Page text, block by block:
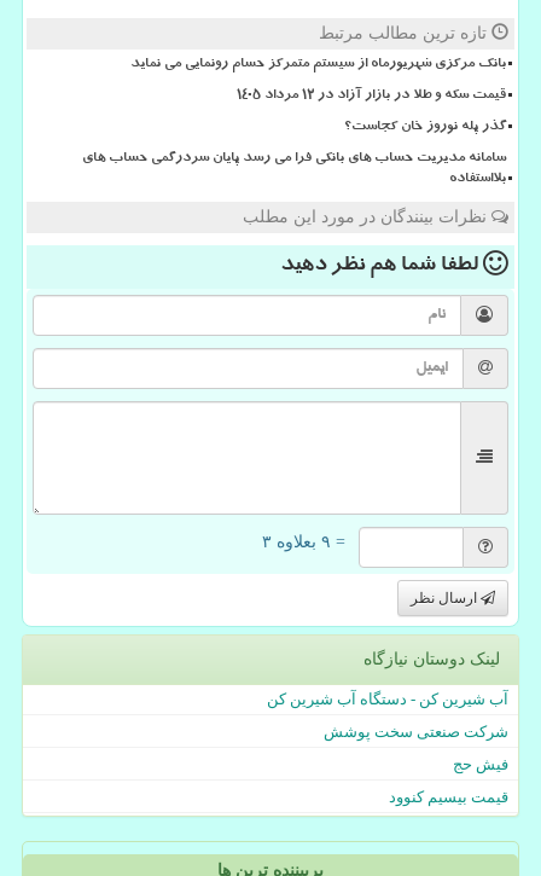
تازه ترین مطالب مرتبط
بانک مرکزی شهریورماه از سیستم متمرکز حسام رونمایی می نماید
قیمت سکه و طلا در بازار آزاد در ۱۲ مرداد ۱۴۰۵
گذر پله نوروز خان کجاست؟
سامانه مدیریت حساب های بانکی فرا می رسد پایان سردرگمی حساب های
بلااستفاده
نظرات بینندگان در مورد این مطلب
لطفا شما همنظر دهید
= ۹ بعلاوه ۳
ارسال نظر
لینک دوستان نیازگاه
آب شیرین کن - دستگاه آب شیرین کن
شرکت صنعتی سخت پوشش
فیش حج
قیمت بیسیم کنوود
پربیننده ترین ها